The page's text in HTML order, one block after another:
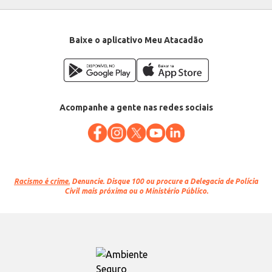
Baixe o aplicativo Meu Atacadão
Acompanhe a gente nas redes sociais
Racismo é crime. Denuncie. Disque 100 ou procure a Delegacia de Polícia
Civil mais próxima ou o Ministério Público.